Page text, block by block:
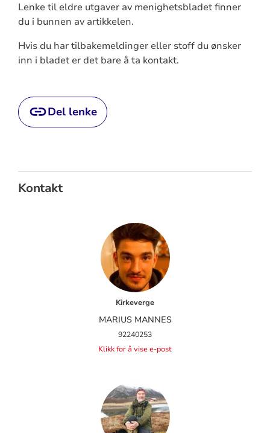
Lenke til eldre utgaver av menighetsbladet finner
du i bunnen av artikkelen.
Hvis du har tilbakemeldinger eller stoff du ønsker
inn i bladet er det bare å ta kontakt.
Del lenke
Kontakt
Kirkeverge
MARIUS MANNES
92240253
Klikk for å vise e-post